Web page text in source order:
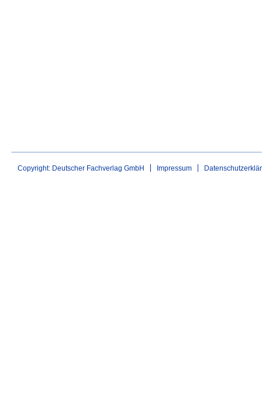
Copyright: Deutscher Fachverlag GmbH Impressum